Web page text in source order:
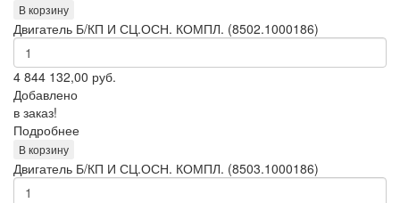
В корзину
Двигатель Б/КП И СЦ.ОСН. КОМПЛ. (8502.1000186)
4 844 132,00 руб.
Добавлено
в заказ!
Подробнее
В корзину
Двигатель Б/КП И СЦ.ОСН. КОМПЛ. (8503.1000186)